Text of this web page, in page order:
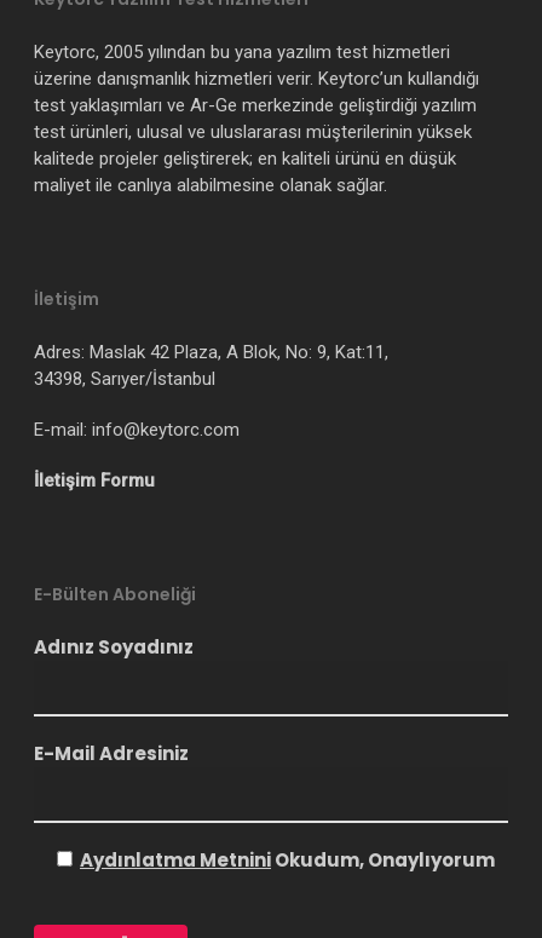
Keytorc, 2005 yılından bu yana yazılım test hizmetleri
üzerine danışmanlık hizmetleri verir. Keytorc’un kullandığı
test yaklaşımları ve Ar-Ge merkezinde geliştirdiği yazılım
test ürünleri, ulusal ve uluslararası müşterilerinin yüksek
kalitede projeler geliştirerek; en kaliteli ürünü en düşük
maliyet ile canlıya alabilmesine olanak sağlar.
İletişim
Adres: Maslak 42 Plaza, A Blok, No: 9, Kat:11,
34398, Sarıyer/İstanbul
E-mail: info@keytorc.com
İletişim Formu
E-Bülten Aboneliği
Adınız Soyadınız
E-Mail Adresiniz
Aydınlatma MetniniOkudum, Onaylıyorum